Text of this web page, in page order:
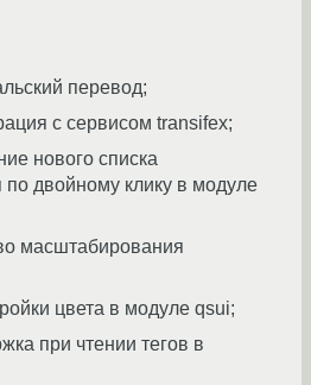
перевод;
с сервисом transifex;
нового списка
по двойному клику в модуле
масштабирования
цвета в модуле qsui;
при чтении тегов в